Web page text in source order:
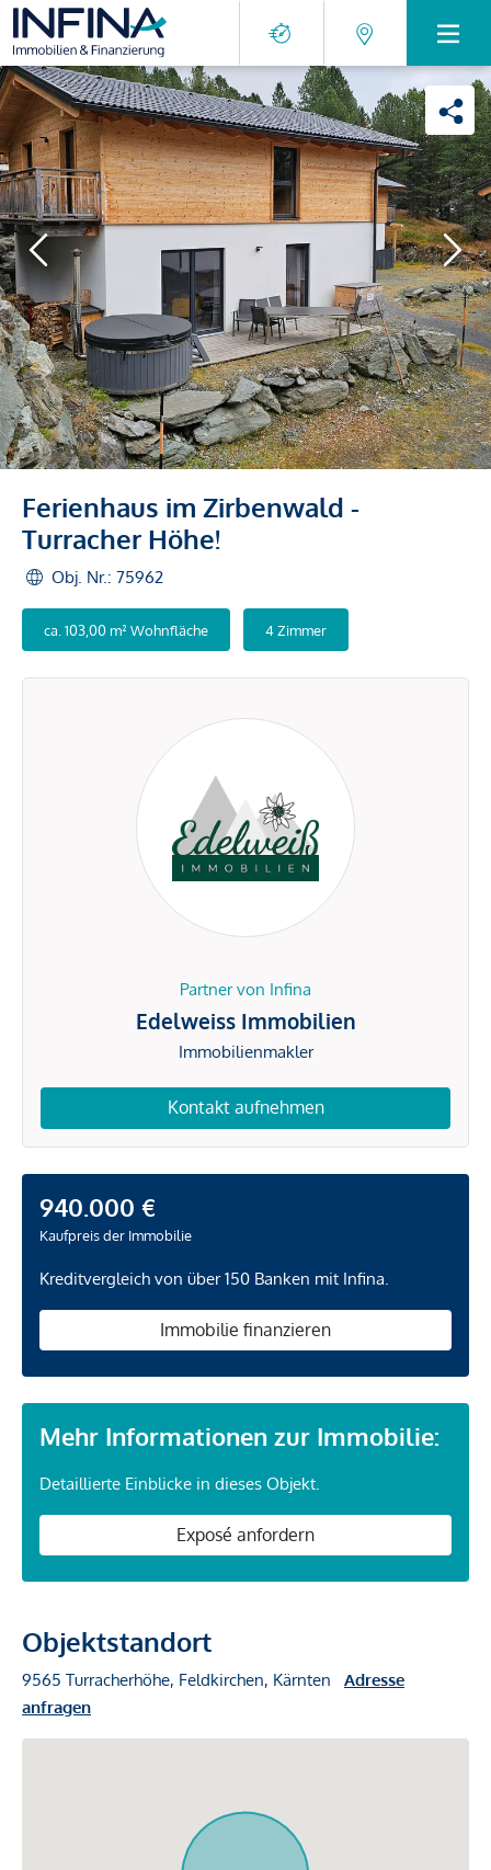
Ferienhaus im Zirbenwald -
Turracher Höhe!
Obj. Nr.: 75962
ca. 103,00 m² Wohnfläche 4 Zimmer
Partner von Infina
Edelweiss Immobilien
Immobilienmakler
Kontakt aufnehmen
940.000 €
Kaufpreis der Immobilie
Kreditvergleich von über 150 Banken mit Infina.
Immobilie finanzieren
Mehr Informationen zur Immobilie:
Detaillierte Einblicke in dieses Objekt.
Exposé anfordern
Objektstandort
9565 Turracherhöhe, Feldkirchen, Kärnten
Adresse
anfragen